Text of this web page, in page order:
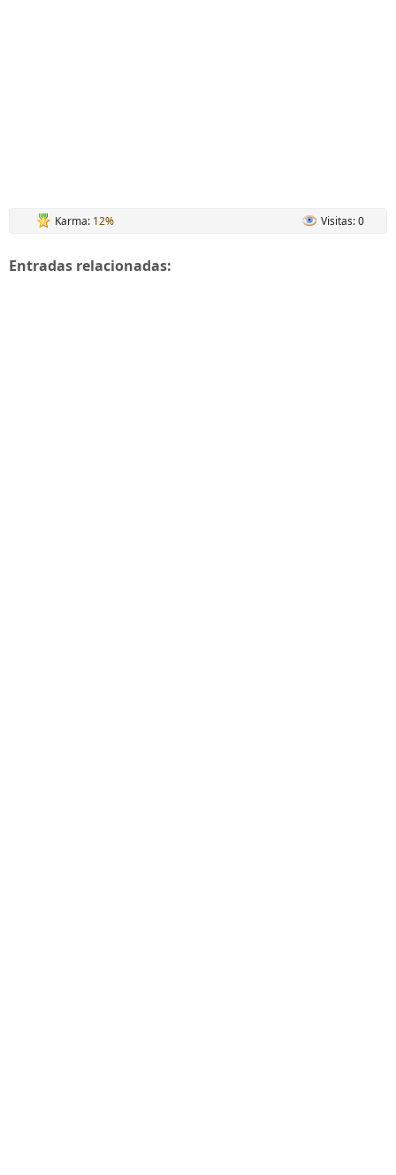
Karma: 12% Visitas: 0
Entradas relacionadas: